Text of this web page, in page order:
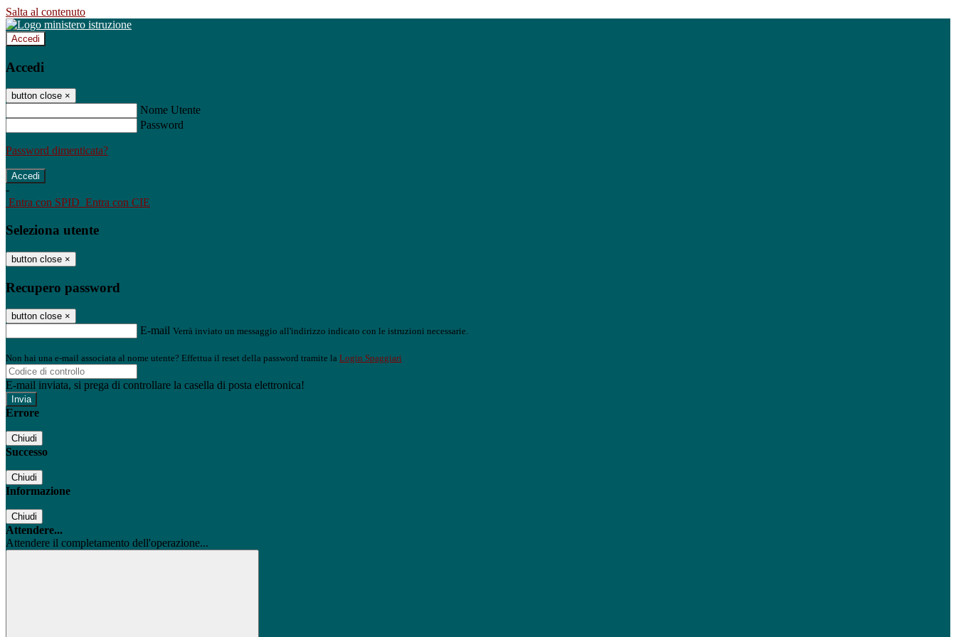
Salta al contenuto
Accedi
Accedi
button close ×
Nome Utente
Password
Password dimenticata?
-
Entra con SPID Entra con CIE
Seleziona utente
button close ×
Recupero password
button close ×
E-mail Verrà inviato un messaggio all'indirizzo indicato con le istruzioni necessarie.
Non hai una e-mail associata al nome utente? Effettua il reset della password tramite la Login Spaggiari
E-mail inviata, si prega di controllare la casella di posta elettronica!
Errore
Chiudi
Successo
Chiudi
Informazione
Chiudi
Attendere...
Attendere il completamento dell'operazione...